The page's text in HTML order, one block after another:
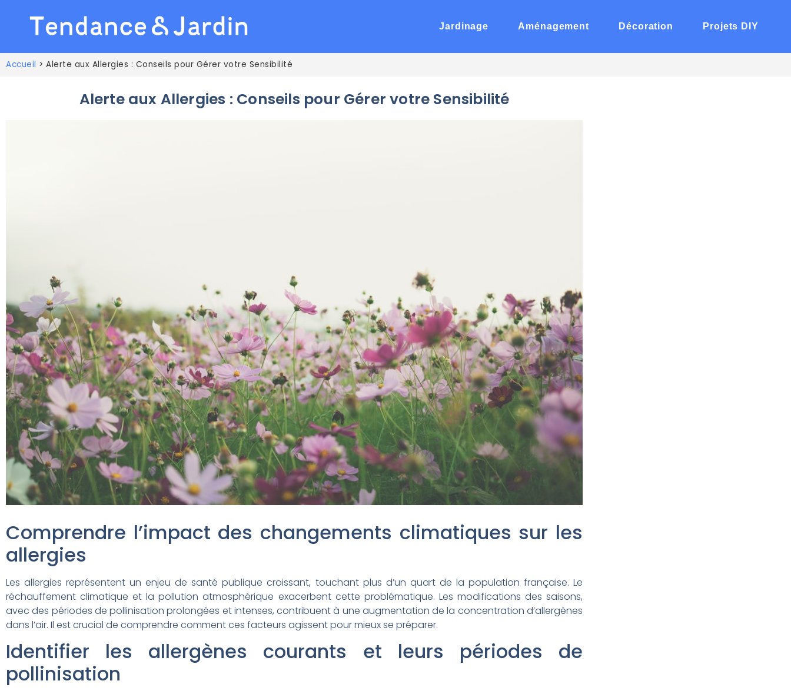
Jardinage Aménagement Décoration Projets DIY
Accueil > Alerte aux Allergies : Conseils pour Gérer votre Sensibilité
Alerte aux Allergies : Conseils pour Gérer votre Sensibilité
Comprendre l’impact des changements climatiques sur les
allergies
Les allergies représentent un enjeu de santé publique croissant, touchant plus d’un quart de la population française. Le
réchauffement climatique et la pollution atmosphérique exacerbent cette problématique. Les modifications des saisons,
avec des périodes de pollinisation prolongées et intenses, contribuent à une augmentation de la concentration d’allergènes
dans l’air. Il est crucial de comprendre comment ces facteurs agissent pour mieux se préparer.
Identifier les allergènes courants et leurs périodes de
pollinisation